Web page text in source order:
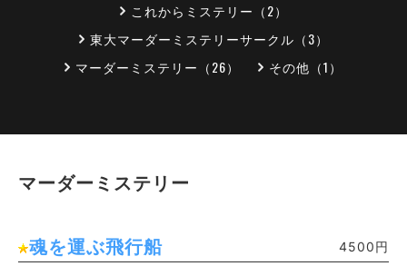
これからミステリー（2）
東大マーダーミステリーサークル（3）
マーダーミステリー（26）
その他（1）
マーダーミステリー
魂を運ぶ飛行船 4500円